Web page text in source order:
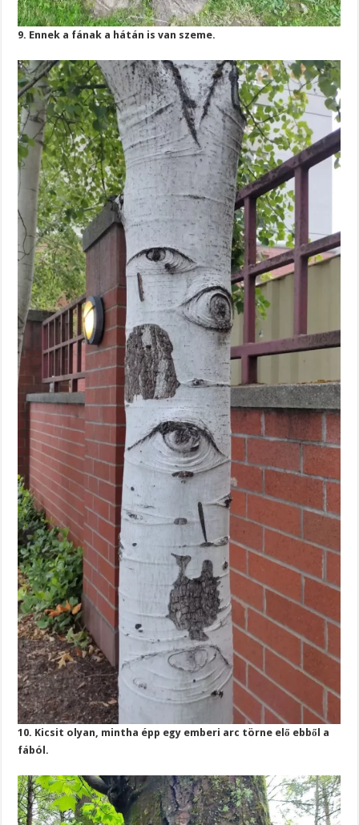
9. Ennek a fának a hátán is van szeme.
10. Kicsit olyan, mintha épp egy emberi arc törne elő ebből a
fából.